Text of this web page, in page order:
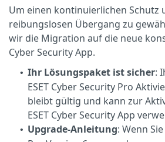
Um einen kontinuierlichen Schutz
reibungslosen Übergang zu
wir die Migration auf die neue
Cyber Security App.
• Ihr Lösungspaket ist sicher:
ESET Cyber Security Pro
bleibt gültig und kann zur
ESET Cyber Security App
• Upgrade-Anleitung: Wenn